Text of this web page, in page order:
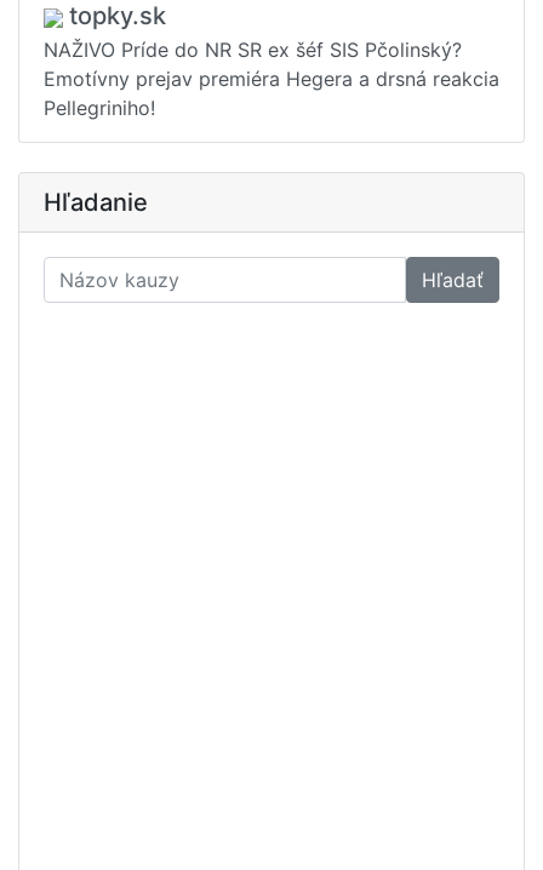
topky.sk
NAŽIVO Príde do NR SR ex šéf SIS Pčolinský?
Emotívny prejav premiéra Hegera a drsná reakcia
Pellegriniho!
Hľadanie